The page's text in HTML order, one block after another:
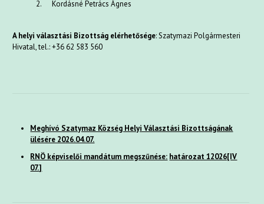
2. Kordásné Petrács Ágnes
A helyi választási Bizottság elérhetősége: Szatymazi Polgármesteri
Hivatal, tel.: +36 62 583 560
Meghívó Szatymaz Község Helyi Választási Bizottságának
ülésére 2026.04.07.
RNÖ képviselői mandátum megszűnése: határozat 12026[IV
07.]